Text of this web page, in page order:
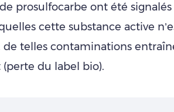
prosulfocarbe ont été signalés
cette substance active
de telles contaminations
du label bio).